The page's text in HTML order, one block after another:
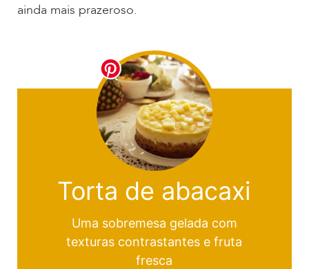
ainda mais prazeroso.
Torta de abacaxi
Uma sobremesa gelada com
texturas contrastantes e fruta
fresca